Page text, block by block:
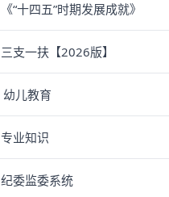
《“十四五”时期发展成就》
三支一扶【2026版】
幼儿教育
专业知识
纪委监委系统